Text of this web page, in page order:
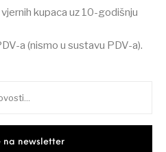
kupaca uz 10-godišnju
a (nismo u sustavu PDV-a).